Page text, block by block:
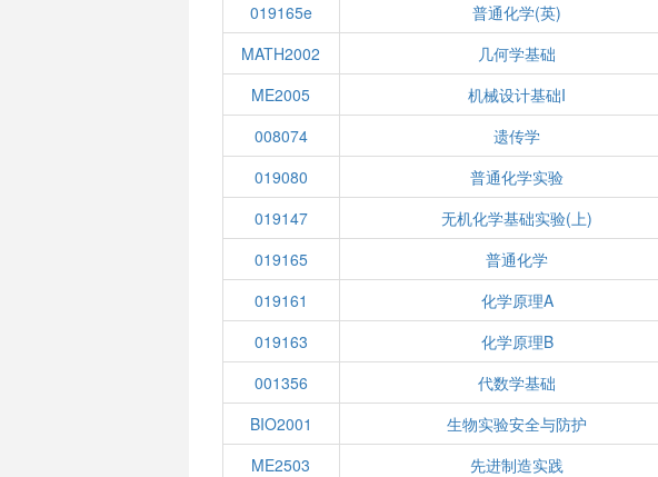
019165e
普通化学(英)
MATH2002
几何学基础
ME2005
机械设计基础I
008074
遗传学
019080
普通化学实验
019147
无机化学基础实验(上)
019165
普通化学
019161
化学原理A
019163
化学原理B
001356
代数学基础
BIO2001
生物实验安全与防护
ME2503
先进制造实践